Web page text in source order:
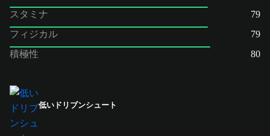
スタミナ
79
フィジカル
79
積極性
80
低いドリブンシュート